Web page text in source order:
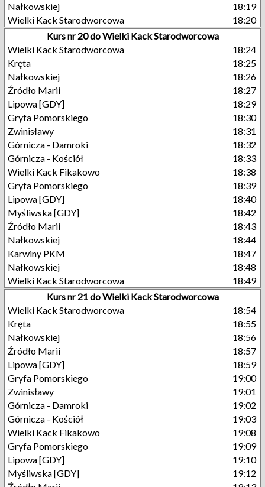
Nałkowskiej
18:19
Wielki Kack Starodworcowa
18:20
Kurs nr 20 do Wielki Kack Starodworcowa
Wielki Kack Starodworcowa
18:24
Kręta
18:25
Nałkowskiej
18:26
Źródło Marii
18:27
Lipowa [GDY]
18:29
Gryfa Pomorskiego
18:30
Zwinisławy
18:31
Górnicza - Damroki
18:32
Górnicza - Kościół
18:33
Wielki Kack Fikakowo
18:38
Gryfa Pomorskiego
18:39
Lipowa [GDY]
18:40
Myśliwska [GDY]
18:42
Źródło Marii
18:43
Nałkowskiej
18:44
Karwiny PKM
18:47
Nałkowskiej
18:48
Wielki Kack Starodworcowa
18:49
Kurs nr 21 do Wielki Kack Starodworcowa
Wielki Kack Starodworcowa
18:54
Kręta
18:55
Nałkowskiej
18:56
Źródło Marii
18:57
Lipowa [GDY]
18:59
Gryfa Pomorskiego
19:00
Zwinisławy
19:01
Górnicza - Damroki
19:02
Górnicza - Kościół
19:03
Wielki Kack Fikakowo
19:08
Gryfa Pomorskiego
19:09
Lipowa [GDY]
19:10
Myśliwska [GDY]
19:12